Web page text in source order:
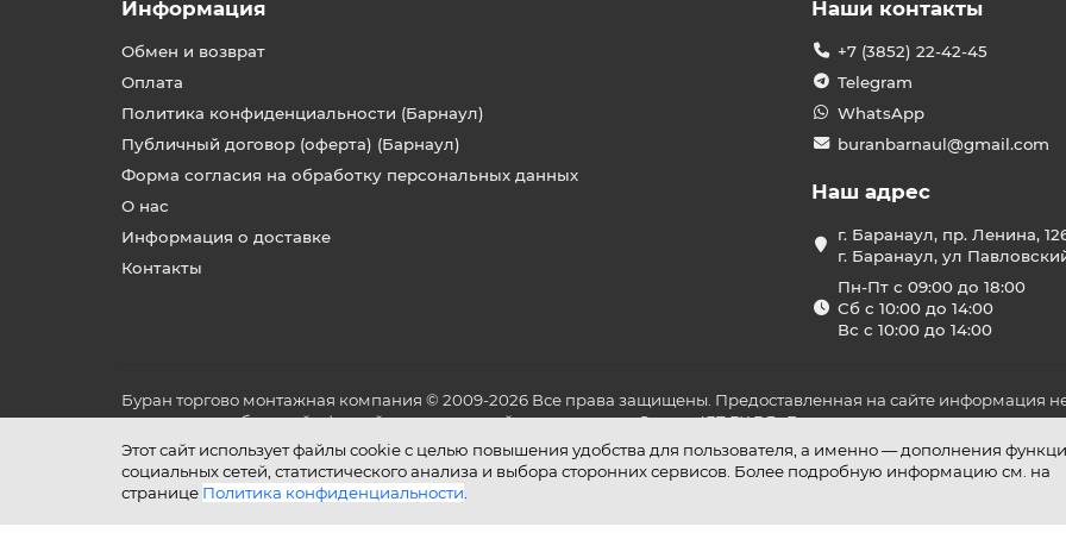
Этот сайт использует файлы cookie с целью повышения удобства для пользователя, а именно — дополнения
социальных сетей, статистического анализа и выбора сторонних сервисов. Более подробную информацию см. на
странице Политика конфиденциальности
Информация
Обмен и возврат
Оплата
Политика конфиденциальности (Барнаул)
Публичный договор (оферта) (Барнаул)
Форма согласия на обработку персональных данных
О нас
Информация о доставке
Контакты
Наши контакты
+7 (3852) 22-42-45
Telegram
WhatsApp
buranbarnaul@gmail.com
Наш адрес
г. Баранаул, пр. Ленина,
г. Баранаул, ул
Пн-Пт с 09:00 до 18:00
Сб с 10:00 до 14:00
Вс с 10:00 до 14:00
Буран торгово монтажная компания © 2009-2026 Все права защищены. Предоставленная на сайте информация
не является публичной офертой, определяемой положениями Статьи 437 ГК РФ. До оплаты товара удостоверьтесь
и условиях его эксплуатации.